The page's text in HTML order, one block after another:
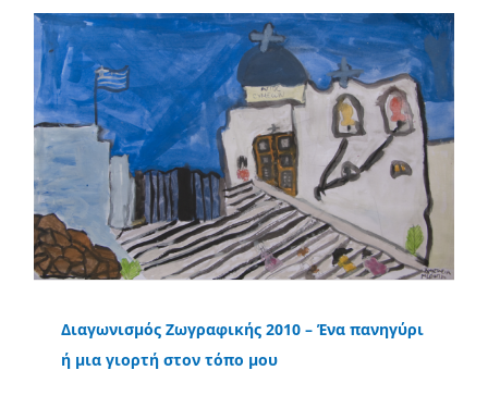
Διαγωνισμός Ζωγραφικής 2010 – Ένα πανηγύρι
ή μια γιορτή στον τόπο μου